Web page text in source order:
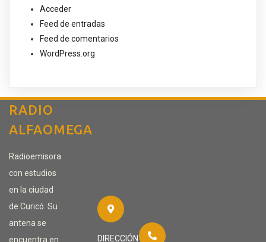
Acceder
Feed de entradas
Feed de comentarios
WordPress.org
RADIO
ALFAOMEGA
Radioemisora
con estudios
en la ciudad
de Curicó. Su
antena se
encuentra en
DIRECCIÓN